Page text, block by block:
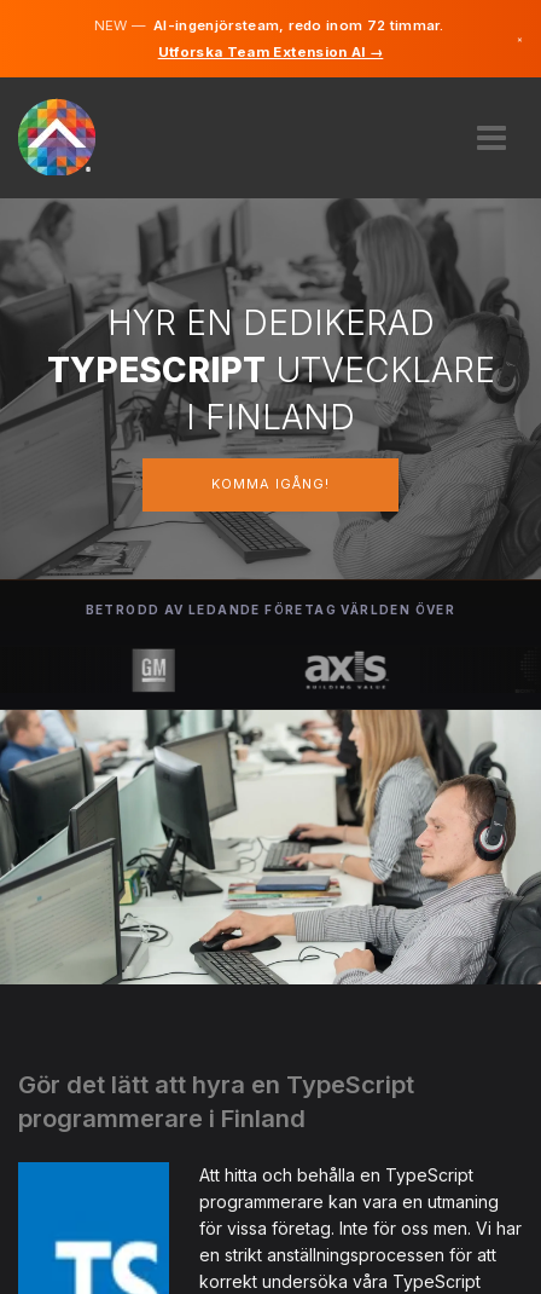
NEW —AI-ingenjörsteam, redo inom 72 timmar.
Utforska Team Extension AI →
×
OM OSS
EXPERTIS
HUR FUNGERAR DET?
KARRIÄRER
HYRA
FINLAND
KOMMA IGÅNG
Tyska
Engelska
HYR EN DEDIKERAD
TYPESCRIPT UTVECKLARE
I FINLAND
KOMMA IGÅNG!
BETRODD AV LEDANDE FÖRETAG VÄRLDEN ÖVER
Gör det lätt att hyra en TypeScript
programmerare i Finland
Att hitta och behålla en TypeScript
programmerare kan vara en utmaning
för vissa företag. Inte för oss men. Vi har
en strikt anställningsprocessen för att
korrekt undersöka våra TypeScript